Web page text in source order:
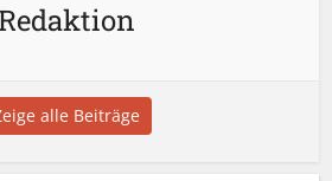
Redaktion
alle Beiträge